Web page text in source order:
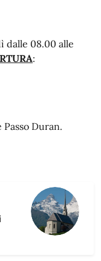
dalle 08.00 alle
:
Duran.